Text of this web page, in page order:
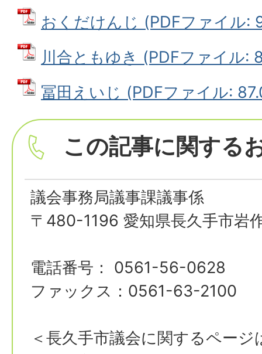
おくだけんじ (PDFファイル:
川合ともゆき (PDFファイル:
冨田えいじ (PDFファイル:
この記事に関する
議会事務局議事課議事係
〒480-1196 愛知県長久手市岩
電話番号： 0561-56-0628
ファックス：0561-63-2100
＜長久手市議会に関するペー